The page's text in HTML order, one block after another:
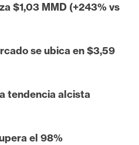
$1,03 MMD (+243% vs
se ubica en $3,59
tendencia alcista
el 98%